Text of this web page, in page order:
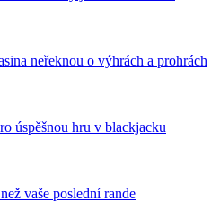
neřeknou o výhrách a prohrách
úspěšnou hru v blackjacku
vaše poslední rande